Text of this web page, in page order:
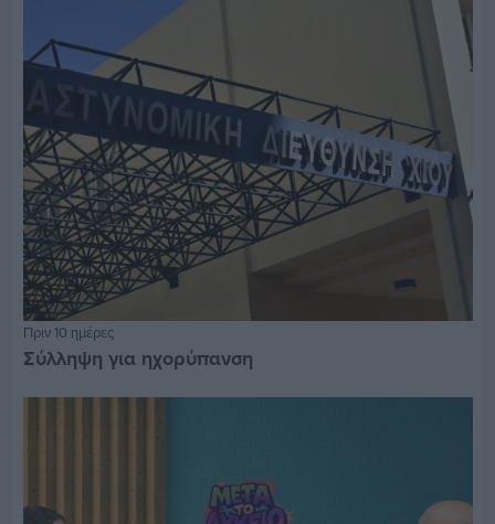
Πριν 10 ημέρες
Σύλληψη για ηχορύπανση